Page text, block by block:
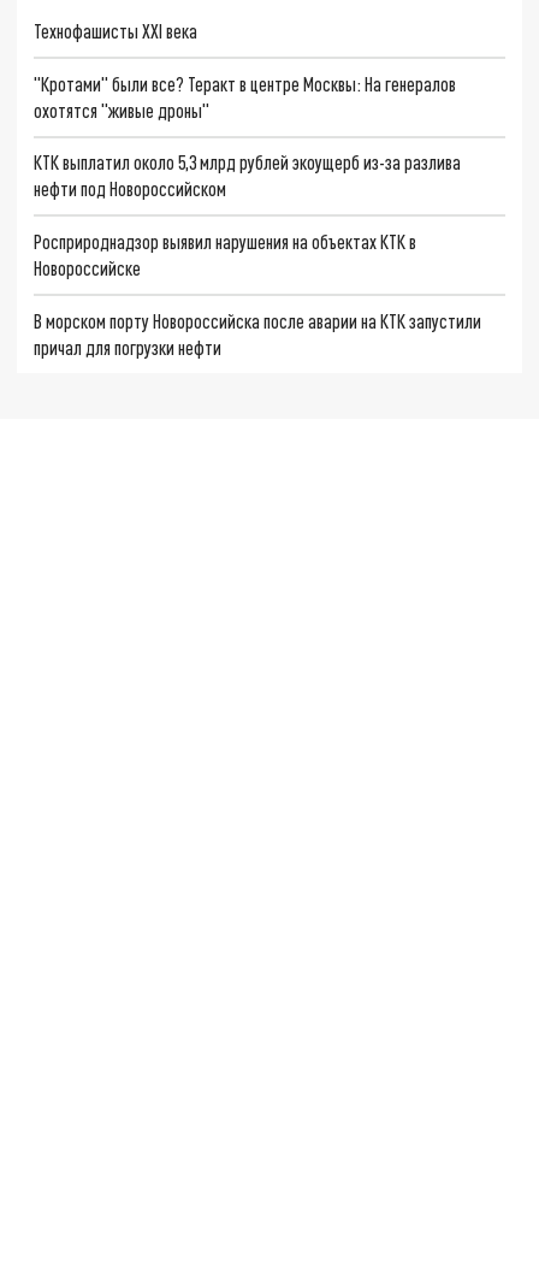
Технофашисты XXI века
"Кротами" были все? Теракт в центре Москвы: На генералов
охотятся "живые дроны"
КТК выплатил около 5,3 млрд рублей экоущерб из-за разлива
нефти под Новороссийском
Росприроднадзор выявил нарушения на объектах КТК в
Новороссийске
В морском порту Новороссийска после аварии на КТК запустили
причал для погрузки нефти